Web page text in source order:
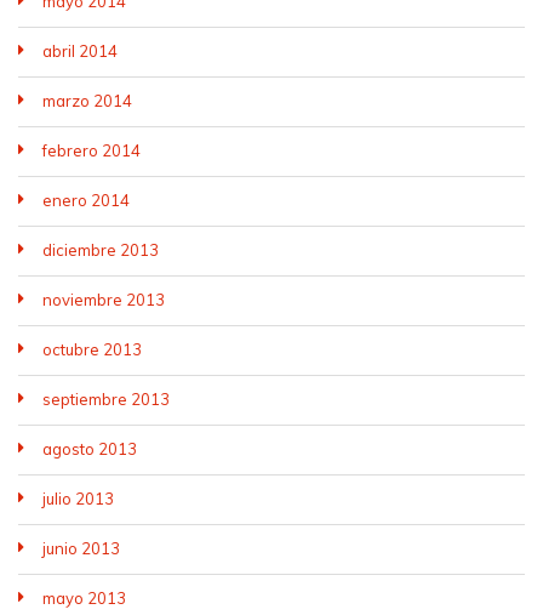
abril 2014
marzo 2014
febrero 2014
enero 2014
diciembre 2013
noviembre 2013
octubre 2013
septiembre 2013
agosto 2013
julio 2013
junio 2013
mayo 2013